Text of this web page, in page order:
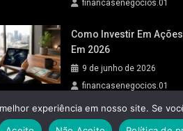
financasenegocios.01
Como Investir Em
Em 2026
9 de junho de 2026
financasenegocios.01
experiência em nosso site. Se